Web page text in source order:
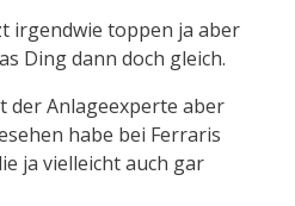
irgendwie toppen ja aber
Ding dann doch gleich.
der Anlageexperte aber
habe bei Ferraris
ja vielleicht auch gar